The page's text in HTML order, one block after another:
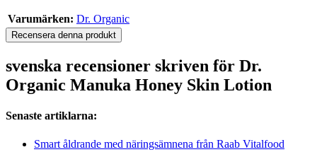
Varumärken: Dr. Organic
Recensera denna produkt
svenska recensioner skriven för Dr.
Organic Manuka Honey Skin Lotion
Senaste artiklarna:
Smart åldrande med näringsämnena från Raab Vitalfood